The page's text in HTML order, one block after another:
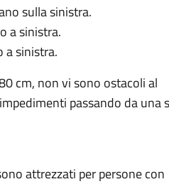
sulla sinistra.
a sinistra.
a sinistra.
cm, non vi sono ostacoli al
passando da una
attrezzati per persone con